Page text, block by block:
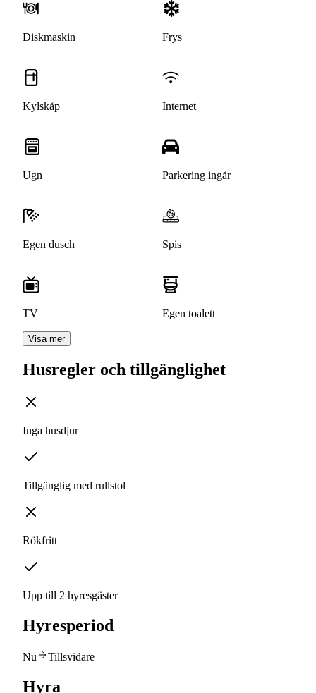
Diskmaskin Frys
Kylskåp Internet
Ugn Parkering ingår
Egen dusch Spis
TV Egen toalett
Visa mer
Husregler och tillgänglighet
Inga husdjur
Tillgänglig med rullstol
Rökfritt
Upp till 2 hyresgäster
Hyresperiod
Nu Tillsvidare
Hyra